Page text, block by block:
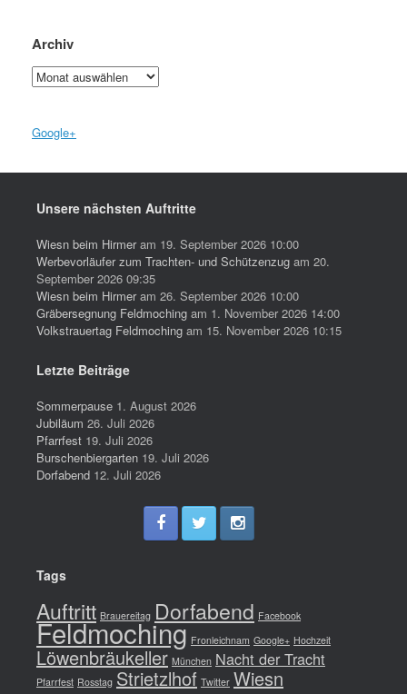
Archiv
Archiv
Google+
Unsere nächsten Auftritte
Wiesn beim Hirmeram 19. September 2026 10:00
Werbevorläufer zum Trachten- und Schützenzug am 20.
September 2026 09:35
Wiesn beim Hirmeram 26. September 2026 10:00
Gräbersegnung Feldmoching am 1. November 2026 14:00
Volkstrauertag Feldmoching am 15. November 2026 10:15
Letzte Beiträge
Sommerpause 1. August 2026
Jubiläum 26. Juli 2026
Pfarrfest 19. Juli 2026
Burschenbiergarten 19. Juli 2026
Dorfabend 12. Juli 2026
Tags
Auftritt Brauereitag Dorfabend Facebook
Feldmoching Fronleichnam Google+ Hochzeit
Löwenbräukeller München Nacht der Tracht
Pfarrfest Rosstag Strietzlhof Twitter Wiesn